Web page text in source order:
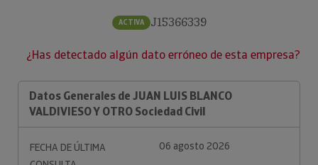
ACTIVA J15366339
¿Has detectado algún dato erróneo de esta empresa?
Datos Generales de JUAN LUIS BLANCO
VALDIVIESO Y OTRO Sociedad Civil
FECHA DE ÚLTIMA
06 agosto 2026